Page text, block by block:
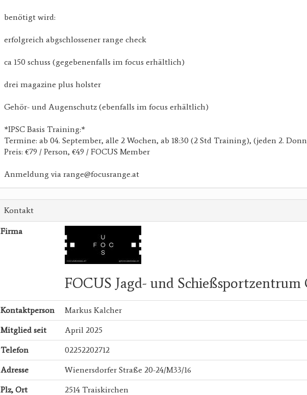
benötigt wird:
erfolgreich abgschlossener range check
ca 150 schuss (gegebenenfalls im focus erhältlich)
drei magazine plus holster
Gehör- und Augenschutz (ebenfalls im focus erhältlich)
*IPSC Basis Training:*
Termine: ab 04. September, alle 2 Wochen, ab 18:30 (2 Std Training), (jeden 2.
Preis: €79 / Person, €49 / FOCUS Member
Anmeldung via range@focusrange.at
Kontakt
Firma
FOCUS Jagd- und Schießsportzentrum
Kontaktperson Markus Kalcher
Mitglied seit April 2025
Telefon 02252202712
Adresse Wienersdorfer Straße 20-24/M33/16
Plz, Ort 2514 Traiskirchen